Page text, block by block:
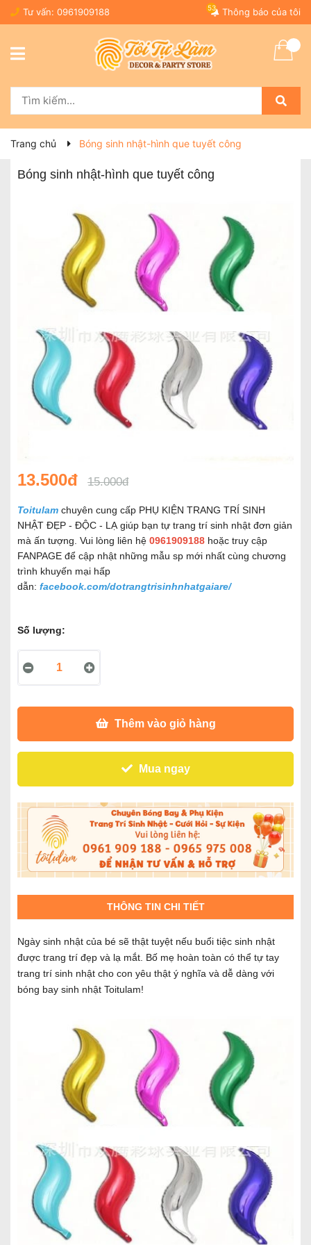
Tư vấn: 0961909188 Thông báo của tôi
53
Trang chủ Bóng sinh nhật-hình que tuyết công
Bóng sinh nhật-hình que tuyết công
13.500đ 15.000đ
Toitulam chuyên cung cấp PHỤ KIỆN TRANG TRÍ SINH
NHẬT ĐẸP - ĐỘC - LẠ giúp bạn tự trang trí sinh nhật đơn giản
mà ấn tượng. Vui lòng liên hệ 0961909188 hoặc truy cập
FANPAGE để cập nhật những mẫu sp mới nhất cùng chương
trình khuyến mại hấp
dẫn: facebook.com/dotrangtrisinhnhatgaiare/
Số lượng:
Thêm vào giỏ hàng
Mua ngay
THÔNG TIN CHI TIẾT
Ngày sinh nhật của bé sẽ thật tuyệt nếu buổi tiệc sinh nhật
được trang trí đẹp và lạ mắt. Bố mẹ hoàn toàn có thể tự tay
trang trí sinh nhật cho con yêu thật ý nghĩa và dễ dàng với
bóng bay sinh nhật Toitulam!